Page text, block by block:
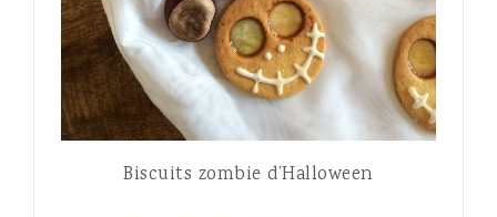
Biscuits zombie d’Halloween